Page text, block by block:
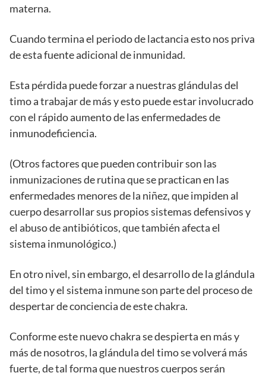
materna.
Cuando termina el periodo de lactancia esto nos priva
de esta fuente adicional de inmunidad.
Esta pérdida puede forzar a nuestras glándulas del
timo a trabajar de más y esto puede estar involucrado
con el rápido aumento de las enfermedades de
inmunodeficiencia.
(Otros factores que pueden contribuir son las
inmunizaciones de rutina que se practican en las
enfermedades menores de la niñez, que impiden al
cuerpo desarrollar sus propios sistemas defensivos y
el abuso de antibióticos, que también afecta el
sistema inmunológico.)
En otro nivel, sin embargo, el desarrollo de la glándula
del timo y el sistema inmune son parte del proceso de
despertar de conciencia de este chakra.
Conforme este nuevo chakra se despierta en más y
más de nosotros, la glándula del timo se volverá más
fuerte, de tal forma que nuestros cuerpos serán